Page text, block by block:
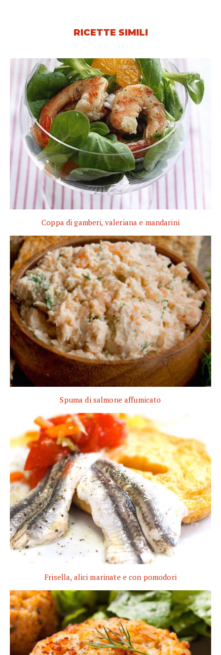
RICETTE SIMILI
Coppa di gamberi, valeriana e mandarini
Spuma di salmone affumicato
Frisella, alici marinate e con pomodori